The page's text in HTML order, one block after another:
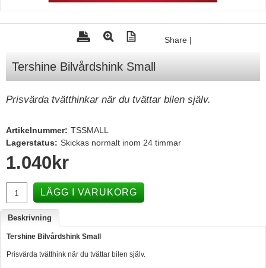
Mercury Servicedelar
Lowrance
Humminbird
B&G
Båttillbehör
Varta - Batterier
Victron - Batteriladdare
CTEK - Batteriladdare
Webasto - Dieselvärmare
Share |
Tershine Bilvårdshink Small
Prisvärda tvätthinkar när du tvättar bilen själv.
Artikelnummer: TSSMALL
Lagerstatus: Skickas normalt inom 24 timmar
1.040 kr
LÄGG I VARUKORG
Beskrivning
Tershine Bilvårdshink Small
Prisvärda tvätthink när du tvättar bilen själv.